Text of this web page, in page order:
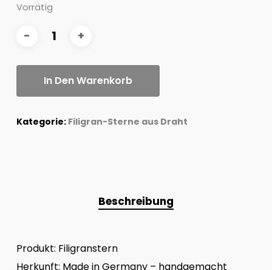
Vorrätig
In Den Warenkorb
Kategorie: Filigran-Sterne aus Draht
Beschreibung
Produkt: Filigranstern
Herkunft: Made in Germany – handgemacht